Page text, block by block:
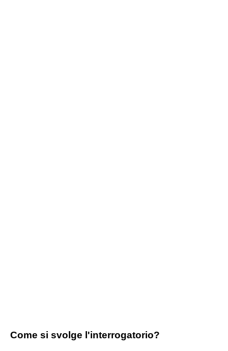
Come si svolge l'interrogatorio?